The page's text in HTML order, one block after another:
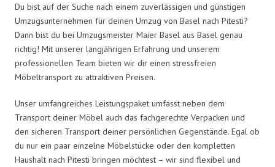
Du bist auf der Suche nach einem zuverlässigen und günstigen
Umzugsunternehmen für deinen Umzug von Basel nach Pitesti?
Dann bist du bei Umzugsmeister Maier Basel aus Basel genau
richtig! Mit unserer langjährigen Erfahrung und unserem
professionellen Team bieten wir dir einen stressfreien
Möbeltransport zu attraktiven Preisen.
Unser umfangreiches Leistungspaket umfasst neben dem
Transport deiner Möbel auch das fachgerechte Verpacken und
den sicheren Transport deiner persönlichen Gegenstände. Egal ob
du nur ein paar einzelne Möbelstücke oder den kompletten
Haushalt nach Pitesti bringen möchtest – wir sind flexibel und